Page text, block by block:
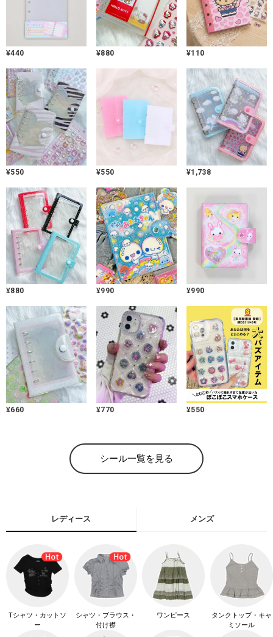
¥440 ¥880 ¥110
¥550 ¥550 ¥1,738
¥880 ¥990 ¥990
¥660 ¥770 ¥550
シール一覧を見る
レディース メンズ
Tシャツ・カットソ
ー
シャツ・ブラウス・
付け襟
ワンピース
タンクトップ・キャ
ミソール